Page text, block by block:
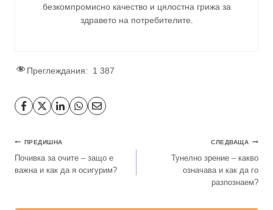
безкомпромисно качество и цялостна грижа за
здравето на потребителите
Преглеждания: 1 387
ПРЕДИШНА
Почивка за очите – защо е
важна и как да я осигурим?
СЛЕДВАЩА
Тунелно зрение – какво
означава и как да го
разпознаем?